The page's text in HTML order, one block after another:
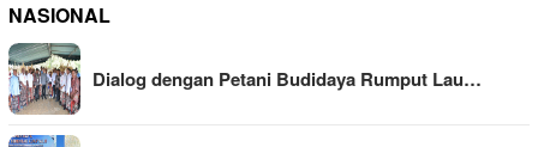
NASIONAL
Dialog dengan Petani Budidaya Rumput Lau…